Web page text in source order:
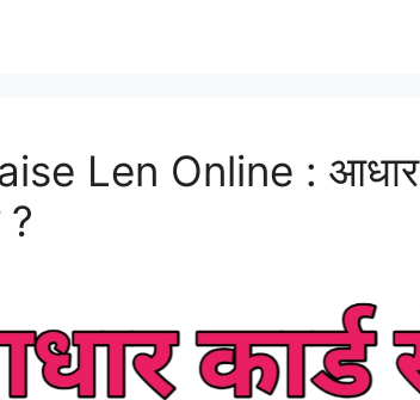
Len Online : आधार